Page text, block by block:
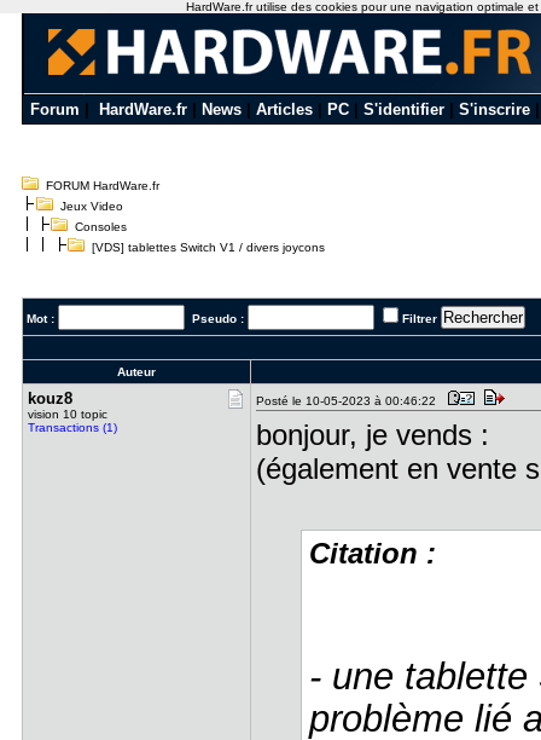
Forum HardWare.fr News Articles PC S'identifier S'inscrire
FORUM HardWare.fr
Jeux Video
Consoles
[VDS] tablettes Switch V1 / divers joycons
Mot : Pseudo : Filtrer
Auteur
kouz8
vision 10 topic
Transactions (1)
Posté le 10-05-2023 à 00:46:22
bonjour, je vends :
(également en vente
Citation :
- une
problème lié
HardWare.fr utilise des cookies pour une navigation optimale